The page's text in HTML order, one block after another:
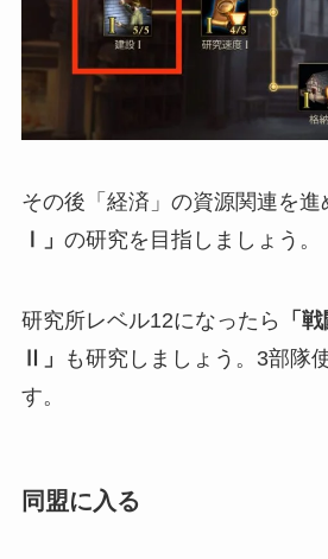
その後「経済」の資源関連を進
Ⅰ」 の研究を目指しましょう。
研究所レベル12になったら
「
Ⅱ」
も研究しましょう。3部隊
す。
同盟に入る